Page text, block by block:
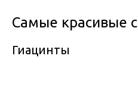
Самые красивые
Гиацинты